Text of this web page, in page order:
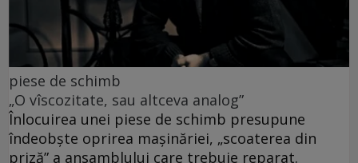
piese de schimb
„O vîscozitate, sau altceva analog”
Înlocuirea unei piese de schimb presupune
îndeobște oprirea mașinăriei, „scoaterea din
priză” a ansamblului care trebuie reparat.